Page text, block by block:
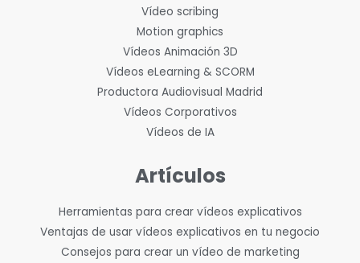
Vídeo scribing
Motion graphics
Vídeos Animación 3D
Vídeos eLearning & SCORM
Productora Audiovisual Madrid
Vídeos Corporativos
Vídeos de IA
Artículos
Herramientas para crear vídeos explicativos
Ventajas de usar vídeos explicativos en tu negocio
Consejos para crear un vídeo de marketing